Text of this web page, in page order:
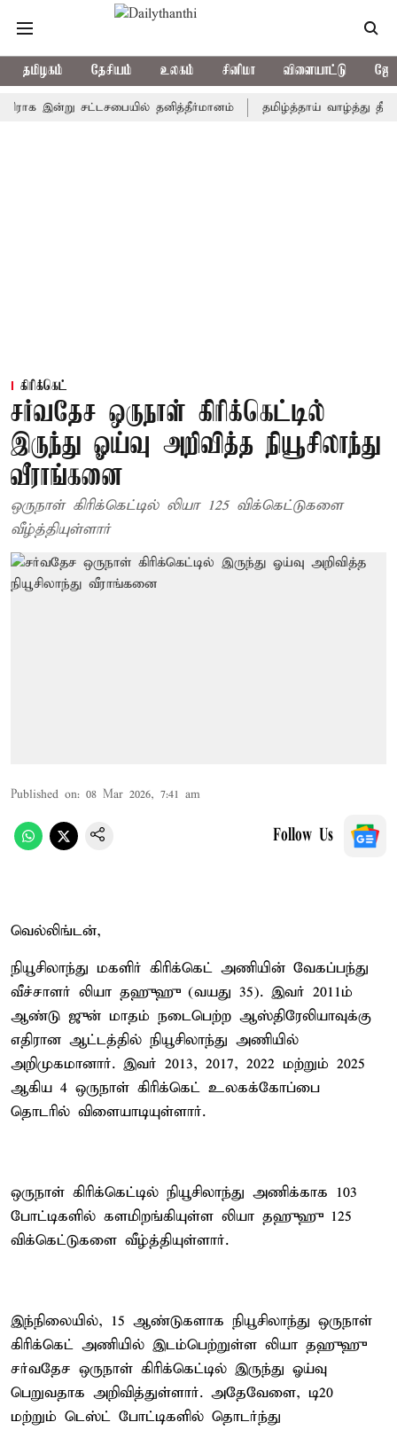
தமிழகம் தேசியம் உலகம் சினிமா விளையாட்டு
இன்று சட்டசபையில் தனித்தீர்மானம் தமிழ்த்தாய் வாழ்த்து தீர்மானம்
கிரிக்கெட்
சர்வதேச ஒருநாள் கிரிக்கெட்டில்
இருந்து ஓய்வு அறிவித்த நியூசிலாந்து
வீராங்கனை
ஒருநாள் கிரிக்கெட்டில் லியா 125 விக்கெட்டுகளை
வீழ்த்தியுள்ளார்
Published on: 08 Mar 2026, 7:41 am
Follow Us
வெல்லிங்டன்,
நியூசிலாந்து மகளிர் கிரிக்கெட் அணியின் வேகப்பந்து
வீச்சாளர் லியா தஹுஹு (வயது 35). இவர் 2011ம்
ஆண்டு ஜுன் மாதம் நடைபெற்ற ஆஸ்திரேலியாவுக்கு
எதிரான ஆட்டத்தில் நியூசிலாந்து அணியில்
அறிமுகமானார். இவர் 2013, 2017, 2022 மற்றும் 2025
ஆகிய 4 ஒருநாள் கிரிக்கெட் உலகக்கோப்பை
தொடரில் விளையாடியுள்ளார்.
ஒருநாள் கிரிக்கெட்டில் நியூசிலாந்து அணிக்காக 103
போட்டிகளில் களமிறங்கியுள்ள லியா தஹுஹு 125
விக்கெட்டுகளை வீழ்த்தியுள்ளார்.
இந்நிலையில், 15 ஆண்டுகளாக நியூசிலாந்து ஒருநாள்
கிரிக்கெட் அணியில் இடம்பெற்றுள்ள லியா தஹுஹு
சர்வதேச ஒருநாள் கிரிக்கெட்டில் இருந்து ஓய்வு
பெறுவதாக அறிவித்துள்ளார். அதேவேளை, டி20
மற்றும் டெஸ்ட் போட்டிகளில் தொடர்ந்து